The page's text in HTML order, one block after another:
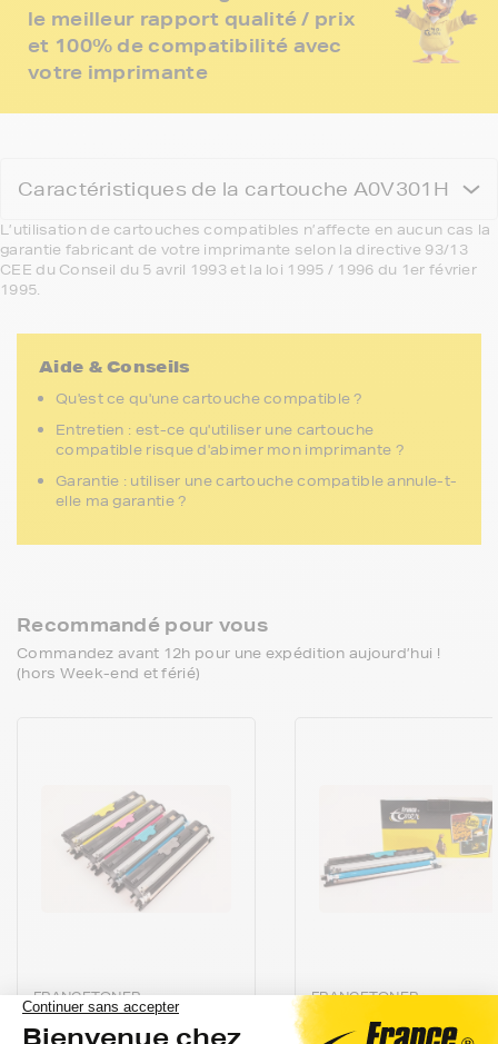
le meilleur rapport qualité / prix
et 100% de compatibilité avec
votre imprimante
Caractéristiques de la cartouche A0V301H
L’utilisation de cartouches compatibles n’affecte en aucun cas la
garantie fabricant de votre imprimante selon la directive 93/13
CEE du Conseil du 5 avril 1993 et la loi 1995 / 1996 du 1er février
1995.
Recommandé pour vous
Commandez avant 12h pour une expédition aujourd’hui !
(hors Week-end et férié)
FRANCETONER
Pack de 4 toners
FRANCETONER
Toner FranceToner
Aide & Conseils
Qu'est ce qu'une cartouche compatible ?
Entretien : est-ce qu'utiliser une cartouche
compatible risque d'abimer mon imprimante ?
Garantie : utiliser une cartouche compatible annule-t-
elle ma garantie ?